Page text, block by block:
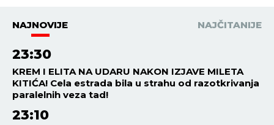
NAJNOVIJE NAJČITANIJE
23:30
KREM I ELITA NA UDARU NAKON IZJAVE MILETA
KITIĆA! Cela estrada bila u strahu od razotkrivanja
paralelnih veza tad!
23:10